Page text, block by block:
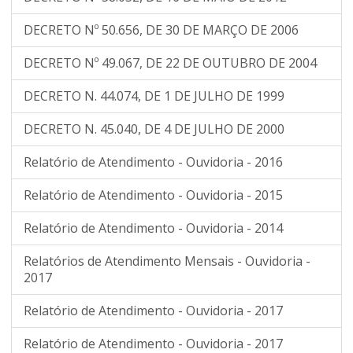
DECRETO Nº 50.656, DE 30 DE MARÇO DE 2006
DECRETO Nº 49.067, DE 22 DE OUTUBRO DE 2004
DECRETO N. 44.074, DE 1 DE JULHO DE 1999
DECRETO N. 45.040, DE 4 DE JULHO DE 2000
Relatório de Atendimento - Ouvidoria - 2016
Relatório de Atendimento - Ouvidoria - 2015
Relatório de Atendimento - Ouvidoria - 2014
Relatórios de Atendimento Mensais - Ouvidoria -
2017
Relatório de Atendimento - Ouvidoria - 2017
Relatório de Atendimento - Ouvidoria - 2017